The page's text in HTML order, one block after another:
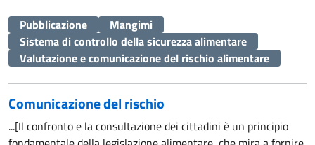
Pubblicazione
Mangimi
Sistema di controllo della sicurezza alimentare
Valutazione e comunicazione del rischio alimentare
Comunicazione del rischio
...[Il confronto e la consultazione dei cittadini è un principio